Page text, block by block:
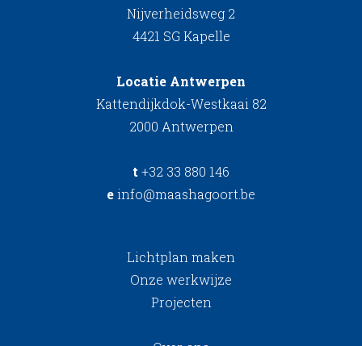
Nijverheidsweg 2
4421 SG Kapelle
Locatie Antwerpen
Kattendijkdok-Westkaai 82
2000 Antwerpen
t +32 33 880 146
einfo@maashagoort.be
Lichtplan maken
Onze werkwijze
Projecten